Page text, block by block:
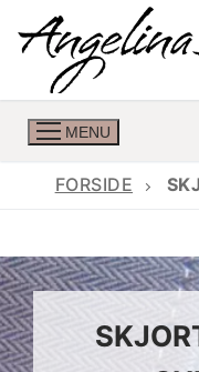
MENU
FORSIDE